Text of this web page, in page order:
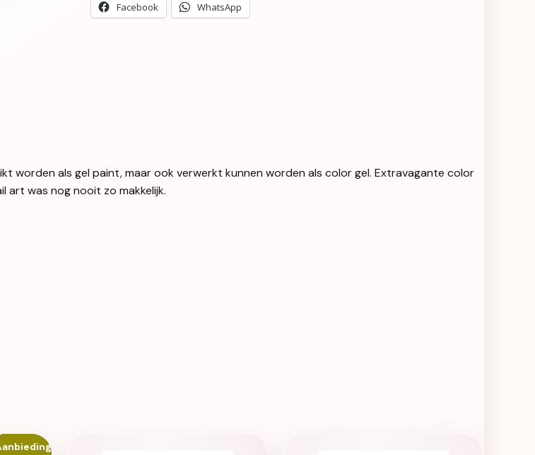
Facebook WhatsApp
worden als gel paint, maar ook verwerkt kunnen worden als color gel. Extravagante color
art was nog nooit zo makkelijk.